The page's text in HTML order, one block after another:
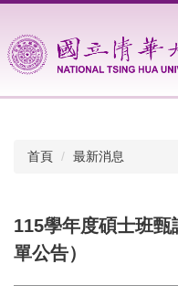
主
要
首頁
最新消息
115學年度碩士班
單公告）